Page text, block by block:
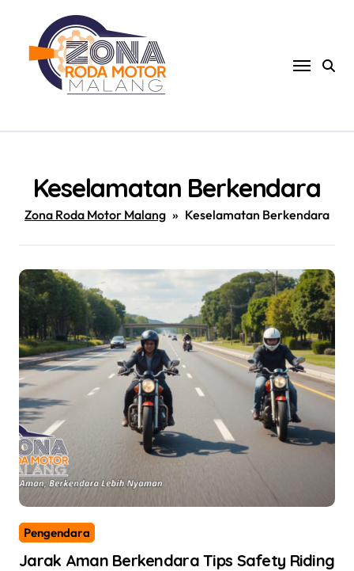
content
Keselamatan Berkendara
Zona Roda Motor Malang » Keselamatan Berkendara
Pengendara
Jarak Aman Berkendara Tips Safety Riding